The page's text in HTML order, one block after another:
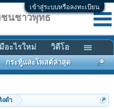
เข้าสู่ระบบหรือลงทะเบียน
ดำ
นชาวพุทธ
กระทู้และโพสต์ล่าสุด
มีอะไรใหม่ วิดีโอ